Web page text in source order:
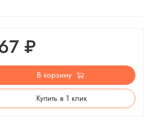
₽
В корзину
Купить в 1 клик